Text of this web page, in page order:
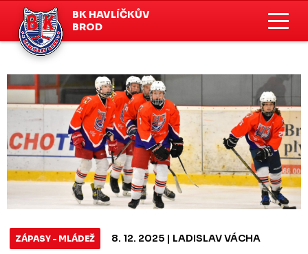
BK HAVLÍČKŮV
BROD
ZÁPASY - MLÁDEŽ 8. 12. 2025 | LADISLAV VÁCHA